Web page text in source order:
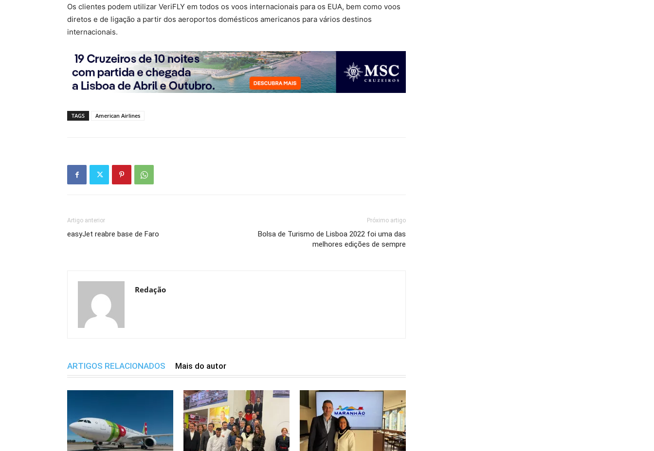
Os clientes podem utilizar VeriFLY em todos os voos internacionais para os EUA, bem como voos
diretos e de ligação a partir dos aeroportos domésticos americanos para vários destinos
internacionais.
TAGS American Airlines
Artigo anterior
easyJet reabre base de Faro
Próximo artigo
Bolsa de Turismo de Lisboa 2022 foi uma das
melhores edições de sempre
Redação
ARTIGOS RELACIONADOS Mais do autor